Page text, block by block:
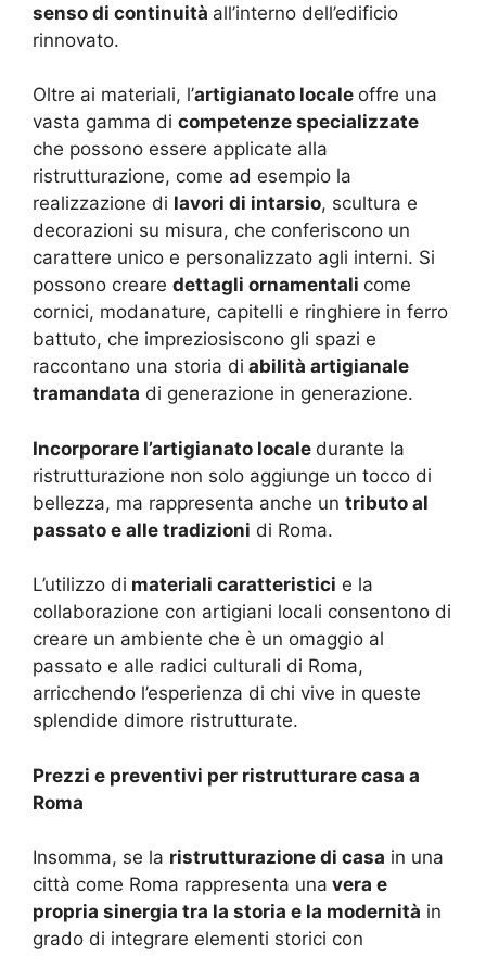
senso di continuità all’interno dell’edificio
rinnovato.
Oltre ai materiali, l’artigianato locale offre una
vasta gamma di competenze specializzate
che possono essere applicate alla
ristrutturazione, come ad esempio la
realizzazione di lavori di intarsio, scultura e
decorazioni su misura, che conferiscono un
carattere unico e personalizzato agli interni. Si
possono creare dettagli ornamentali come
cornici, modanature, capitelli e ringhiere in ferro
battuto, che impreziosiscono gli spazi e
raccontano una storia di abilità artigianale
tramandata di generazione in generazione.
Incorporare l’artigianato locale durante la
ristrutturazione non solo aggiunge un tocco di
bellezza, ma rappresenta anche un tributo al
passato e alle tradizioni di Roma.
L’utilizzo di materiali caratteristici e la
collaborazione con artigiani locali consentono di
creare un ambiente che è un omaggio al
passato e alle radici culturali di Roma,
arricchendo l’esperienza di chi vive in queste
splendide dimore ristrutturate.
Prezzi e preventivi per ristrutturare casa a
Roma
Insomma, se la ristrutturazione di casa in una
città come Roma rappresenta una vera e
propria sinergia tra la storia e la modernità in
grado di integrare elementi storici con